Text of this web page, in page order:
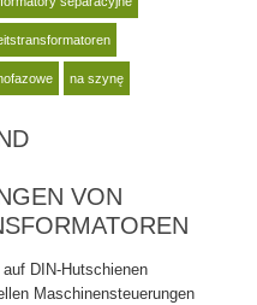
na szynę
VON
DIN-Hutschienen
Maschinensteuerungen